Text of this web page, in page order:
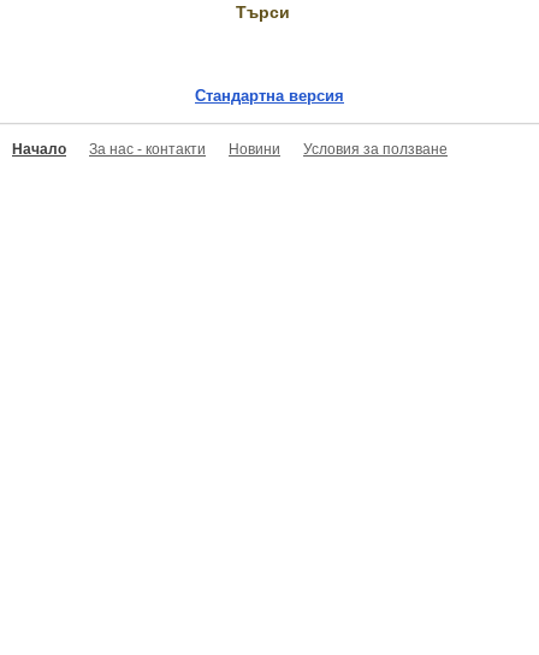
Търси
Стандартна версия
Начало За нас - контакти Новини Условия за ползване